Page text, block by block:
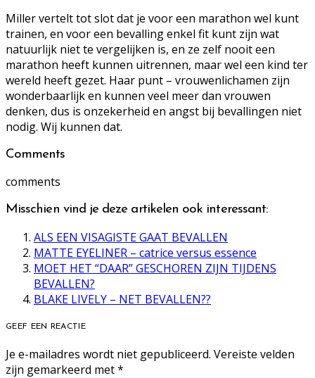
Miller vertelt tot slot dat je voor een marathon wel kunt
trainen, en voor een bevalling enkel fit kunt zijn wat
natuurlijk niet te vergelijken is, en ze zelf nooit een
marathon heeft kunnen uitrennen, maar wel een kind ter
wereld heeft gezet. Haar punt – vrouwenlichamen zijn
wonderbaarlijk en kunnen veel meer dan vrouwen
denken, dus is onzekerheid en angst bij bevallingen niet
nodig. Wij kunnen dat.
Comments
comments
Misschien vind je deze artikelen ook interessant:
ALS EEN VISAGISTE GAAT BEVALLEN
MATTE EYELINER – catrice versus essence
MOET HET “DAAR” GESCHOREN ZIJN TIJDENS
BEVALLEN?
BLAKE LIVELY – NET BEVALLEN??
GEEF EEN REACTIE
Je e-mailadres wordt niet gepubliceerd. Vereiste velden
zijn gemarkeerd met*